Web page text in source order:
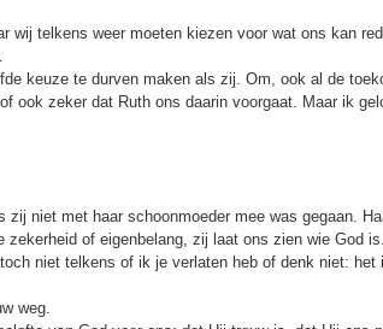
wij telkens weer moeten kiezen voor wat ons kan
keuze te durven maken als zij. Om, ook al de
ook zeker dat Ruth ons daarin voorgaat. Maar ik
niet met haar schoonmoeder mee was gegaan.
of eigenbelang, zij laat ons zien wie God
niet telkens of ik je verlaten heb of denk niet:
weg.